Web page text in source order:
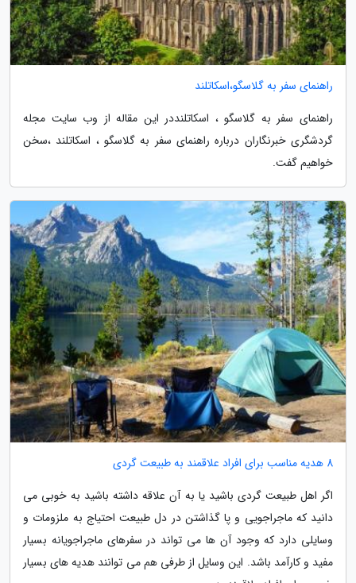
راهنمای سفر به گلاسگو،اسکاتلند
راهنمای سفر به گلاسگو ، اسکاتلنددر این مقاله از وب سایت مجله
گردشگری خبرنگاران درباره راهنمای سفر به گلاسگو ، اسکاتلند ،سخن
خواهیم گفت.
8 هدیه مناسب برای افراد علاقمند به طبیعت گردی
اگر اهل طبیعت گردی باشید یا به آن علاقه داشته باشید به خوبی می
دانید که ماجراجویی و پا گذاشتن در دل طبیعت احتیاج به ملزومات و
وسایلی دارد که وجود آن ها می تواند در سفرهای ماجراجویانه بسیار
مفید و کارآمد باشد. این وسایل از طرفی هم می توانند هدیه های بسیار